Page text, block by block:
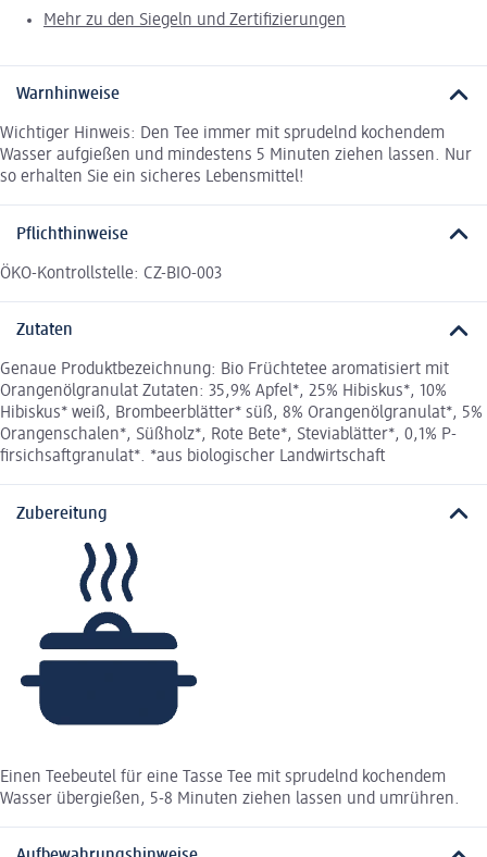
Mehr zu den Siegeln und Zertifizierungen
Warnhinweise
Wichtiger Hinweis: Den Tee immer mit sprudelnd kochendem
Wasser aufgießen und mindestens 5 Minuten ziehen lassen. Nur
so erhalten Sie ein sicheres Lebensmittel!
Pflichthinweise
ÖKO-Kontrollstelle: CZ-BIO-003
Zutaten
Genaue Produktbezeichnung: Bio Früchtetee aromatisiert mit
Orangenölgranulat Zutaten: 35,9% Apfel*, 25% Hibiskus*, 10%
Hibiskus* weiß, Brombeerblätter* süß, 8% Orangenölgranulat*, 5%
Orangenschalen*, Süßholz*, Rote Bete*, Steviablätter*, 0,1% P-
firsichsaftgranulat*. *aus biologischer Landwirtschaft
Zubereitung
Einen Teebeutel für eine Tasse Tee mit sprudelnd kochendem
Wasser übergießen, 5-8 Minuten ziehen lassen und umrühren.